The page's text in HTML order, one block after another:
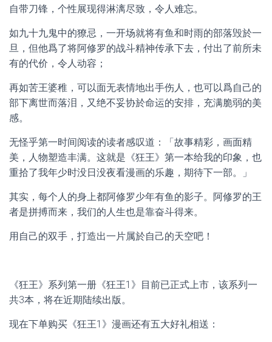
自带刀锋，个性展现得淋漓尽致，令人难忘。
如九十九鬼中的獠忌，一开场就将有鱼和时雨的部落毁於一
旦，但他爲了将阿修罗的战斗精神传承下去，付出了前所未
有的代价，令人动容；
再如苦王婆稚，可以面无表情地出手伤人，也可以爲自己的
部下离世而落泪，又绝不妥协於命运的安排，充满脆弱的美
感。
无怪乎第一时间阅读的读者感叹道：「故事精彩，画面精
美，人物塑造丰满。这就是《狂王》第一本给我的印象，也
重拾了我年少时没日没夜看漫画的乐趣，期待下一部。」
其实，每个人的身上都阿修罗少年有鱼的影子。阿修罗的王
者是拼搏而来，我们的人生也是靠奋斗得来。
用自己的双手，打造出一片属於自己的天空吧！
《狂王》系列第一册《狂王1》目前已正式上市，该系列一
共3本，将在近期陆续出版。
现在下单购买《狂王1》漫画还有五大好礼相送：